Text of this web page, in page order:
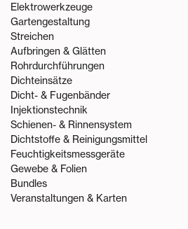
Elektrowerkzeuge
Gartengestaltung
Streichen
Aufbringen & Glätten
Rohrdurchführungen
Dichteinsätze
Dicht- & Fugenbänder
Injektionstechnik
Schienen- & Rinnensystem
Dichtstoffe & Reinigungsmittel
Feuchtigkeitsmessgeräte
Gewebe & Folien
Bundles
Veranstaltungen & Karten